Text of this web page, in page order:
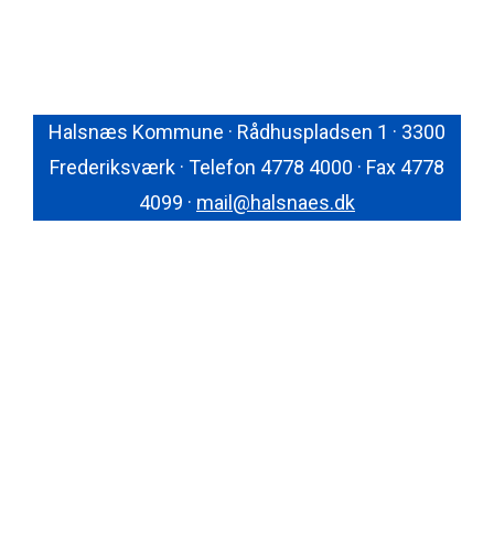
Halsnæs Kommune · Rådhuspladsen 1 · 3300
Frederiksværk · Telefon 4778 4000 · Fax 4778
4099 · mail@halsnaes.dk